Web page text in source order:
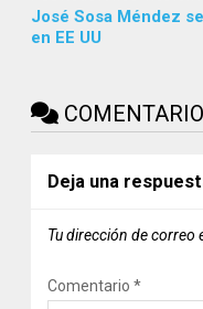
José Sosa Méndez
en EE UU
Deja una
Tu dirección de correo
Comentario*